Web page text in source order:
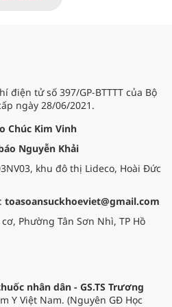
thế giới (WHO) - ngày 11/5 đã cung
điện tử số 397/GP-BTTTT của Bộ
ngày 28/06/2021.
Chúc Kim Vinh
Nguyễn Khải
khu đô thị Lideco, Hoài Đức
toasoansuckhoeviet@gmail.com
Phường Tân Sơn Nhì, TP Hồ
nhân dân - GS.TS Trương
Y Việt Nam. (Nguyên GĐ Học